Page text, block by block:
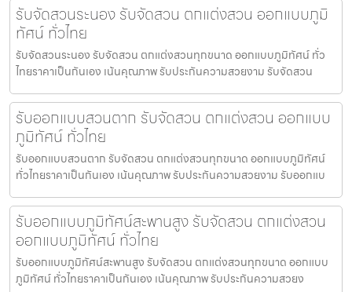
รับจัดสวนระนอง รับจัดสวน ตกแต่งสวน ออกแบบภูมิ
ทัศน์ ทั่วไทย
รับจัดสวนระนอง รับจัดสวน ตกแต่งสวนทุกขนาด ออกแบบภูมิทัศน์ ทั่ว
ไทยราคาเป็นกันเอง เน้นคุณภาพ รับประกันความสวยงาม รับจัดสวน
รับออกแบบสวนตาก รับจัดสวน ตกแต่งสวน ออกแบบ
ภูมิทัศน์ ทั่วไทย
รับออกแบบสวนตาก รับจัดสวน ตกแต่งสวนทุกขนาด ออกแบบภูมิทัศน์
ทั่วไทยราคาเป็นกันเอง เน้นคุณภาพ รับประกันความสวยงาม รับออกแบ
รับออกแบบภูมิทัศน์สะพานสูง รับจัดสวน ตกแต่งสวน
ออกแบบภูมิทัศน์ ทั่วไทย
รับออกแบบภูมิทัศน์สะพานสูง รับจัดสวน ตกแต่งสวนทุกขนาด ออกแบบ
ภูมิทัศน์ ทั่วไทยราคาเป็นกันเอง เน้นคุณภาพ รับประกันความสวยง